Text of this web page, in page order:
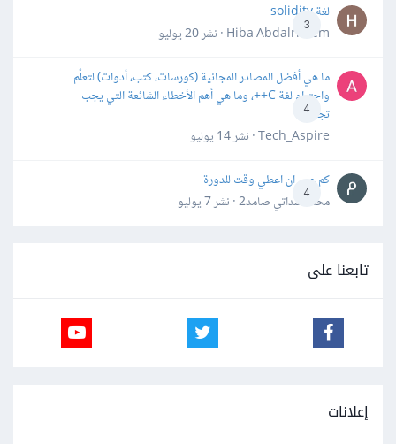
3
لغة solidity
Hiba Abdalrheem · نشر
20 يوليو
4
ما هي أفضل المصادر المجانية (كورسات، كتب، أدوات) لتعلّم
واحترام لغة C++، وما هي أهم الأخطاء الشائعة التي يجب
تجنبها؟
Tech_Aspire · نشر
14 يوليو
4
كم علي ان اعطي وقت للدورة
محمد سداتي صامد2 · نشر
7 يوليو
تابعنا على
إعلانات